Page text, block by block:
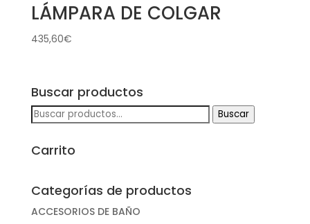
LÁMPARA DE COLGAR
435,60€
Buscar productos
Buscar
por:
Buscar
Carrito
Categorías de productos
ACCESORIOS DE BAÑO